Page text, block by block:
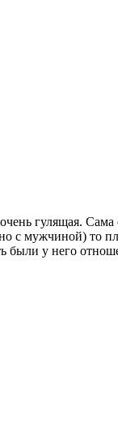
гулящая. Сама
с мужчиной) то
были у него